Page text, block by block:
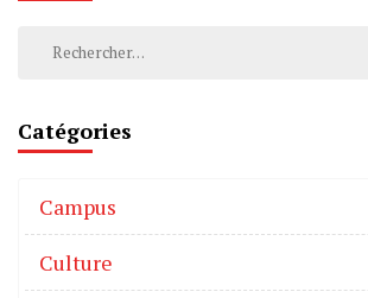
Catégories
Campus
Culture